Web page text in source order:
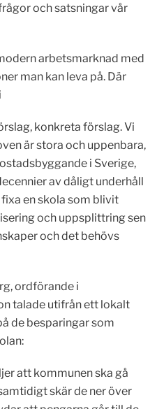
och satsningar vår
arbetsmarknad med
man kan leva på. Där
konkreta förslag. Vi
är stora och uppenbara,
i Sverige,
av dåligt underhåll
en skola som blivit
och uppsplittring sen
och det behövs
ordförande i
talade utifrån ett lokalt
de besparingar som
att kommunen ska gå
skär de ner över